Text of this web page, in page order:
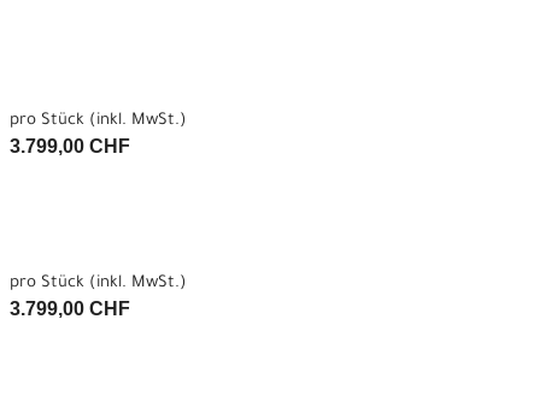
pro Stück (inkl. MwSt.)
3.799,00 CHF
pro Stück (inkl. MwSt.)
3.799,00 CHF